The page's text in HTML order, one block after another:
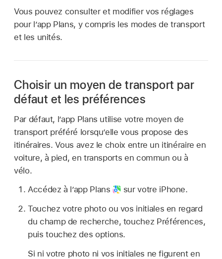
Vous pouvez consulter et modifier vos réglages
pour l’app Plans, y compris les modes de transport
et les unités.
Choisir un moyen de transport par
défaut et les préférences
Par défaut, l’app Plans utilise votre moyen de
transport préféré lorsqu’elle vous propose des
itinéraires. Vous avez le choix entre un itinéraire en
voiture, à pied, en transports en commun ou à
vélo.
Accédez à l’app Plans
sur votre iPhone.
Touchez votre photo ou vos initiales en regard
du champ de recherche, touchez Préférences,
puis touchez des options.
Si ni votre photo ni vos initiales ne figurent en